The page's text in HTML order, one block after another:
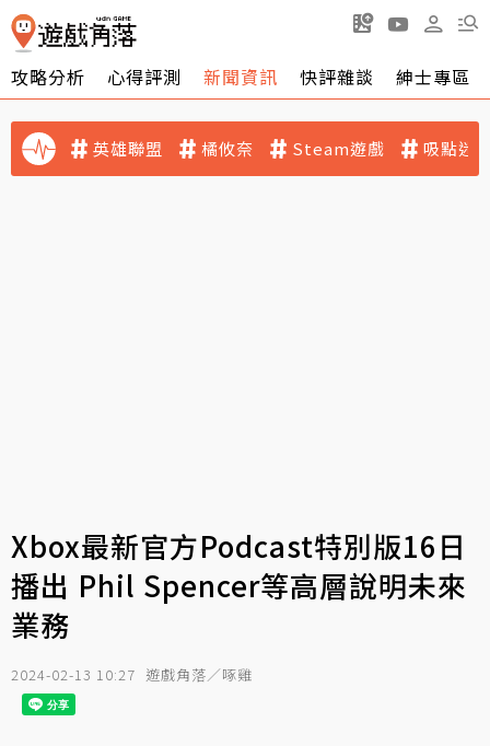
攻略分析 心得評測 新聞資訊 快評雜談 紳士專區
英雄聯盟 橘攸奈 Steam遊戲 吸點迷
Xbox最新官方Podcast特別版16日
播出 Phil Spencer等高層說明未來
業務
2024-02-13 10:27 遊戲角落／啄雞